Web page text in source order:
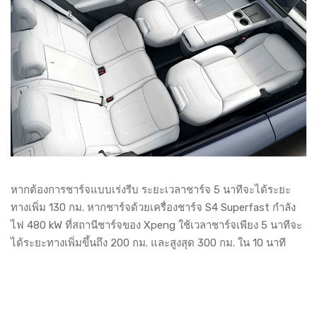
หากต้องการชาร์จแบบเร่งรีบ ระยะเวลาชาร์จ 5 นาทีจะได้ระยะ
ทางเพิ่ม 130 กม. หากชาร์จด้วยเครื่องชาร์จ S4 Superfast กำลัง
ไฟ 480 kW ที่สถานีชาร์จของ Xpeng ใช้เวลาชาร์จเพียง 5 นาทีจะ
ได้ระยะทางเพิ่มขึ้นถึง 200 กม. และสูงสุด 300 กม. ใน 10 นาที